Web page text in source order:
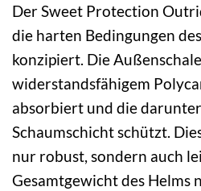
Der Sweet Protection
die harten Bedingungen
konzipiert. Die
widerstandsfähigem
absorbiert und die
Schaumschicht schützt.
nur robust, sondern auch
Gesamtgewicht des Helms